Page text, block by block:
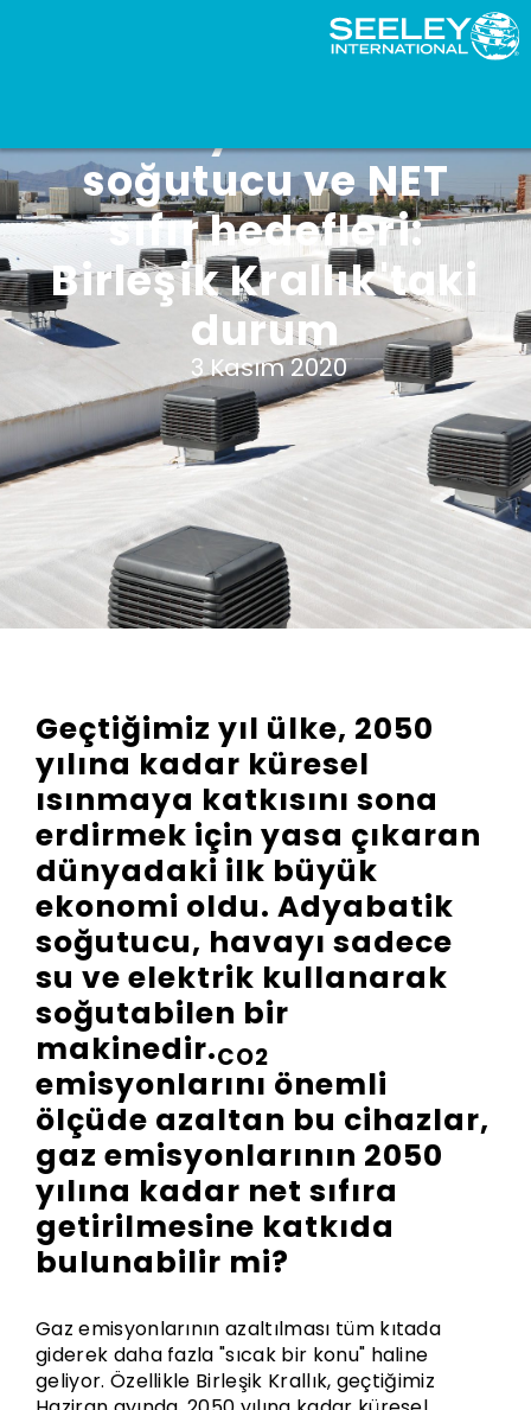
soğutucu ve NET
sıfır hedefleri:
Birleşik Krallık'taki
durum
3 Kasım 2020
Geçtiğimiz yıl ülke, 2050
yılına kadar küresel
ısınmaya katkısını sona
erdirmek için yasa çıkaran
dünyadaki ilk büyük
ekonomi oldu. Adyabatik
soğutucu, havayı sadece
su ve elektrik kullanarak
soğutabilen bir
makinedir.CO2
emisyonlarını önemli
ölçüde azaltan bu cihazlar,
gaz emisyonlarının 2050
yılına kadar net sıfıra
getirilmesine katkıda
bulunabilir mi?
Gaz emisyonlarının azaltılması tüm kıtada
giderek daha fazla "sıcak bir konu" haline
geliyor. Özellikle Birleşik Krallık, geçtiğimiz